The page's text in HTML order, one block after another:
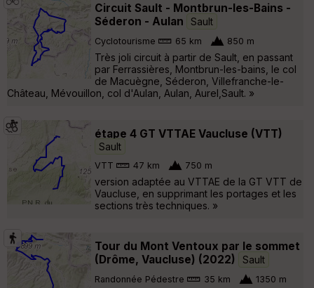
Circuit Sault - Montbrun-les-Bains -
Séderon - Aulan
Sault
Cyclotourisme 65 km 850 m
Très joli circuit à partir de Sault, en passant
par Ferrassières, Montbrun-les-bains, le col
de Macuègne, Séderon, Villefranche-le-
Château, Mévouillon, col d'Aulan, Aulan, Aurel,Sault. »
étape 4 GT VTTAE Vaucluse (VTT)
Sault
VTT 47 km 750 m
version adaptée au VTTAE de la GT VTT de
Vaucluse, en supprimant les portages et les
sections très techniques. »
Tour du Mont Ventoux par le sommet
(Drôme, Vaucluse) (2022)
Sault
Randonnée Pédestre 35 km 1350 m